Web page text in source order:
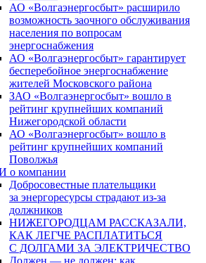
АО «Волгаэнергосбыт» расширило
возможность заочного обслуживания
населения по вопросам
энергоснабжения
АО «Волгаэнергосбыт» гарантирует
бесперебойное энергоснабжение
жителей Московского района
ЗАО «Волгаэнергосбыт» вошло в
рейтинг крупнейших компаний
Нижегородской области
АО «Волгаэнергосбыт» вошло в
рейтинг крупнейших компаний
Поволжья
о компании
Добросовестные плательщики
за энергоресурсы страдают из-за
должников
НИЖЕГОРОДЦАМ РАССКАЗАЛИ,
КАК ЛЕГЧЕ РАСПЛАТИТЬСЯ
С ДОЛГАМИ ЗА ЭЛЕКТРИЧЕСТВО